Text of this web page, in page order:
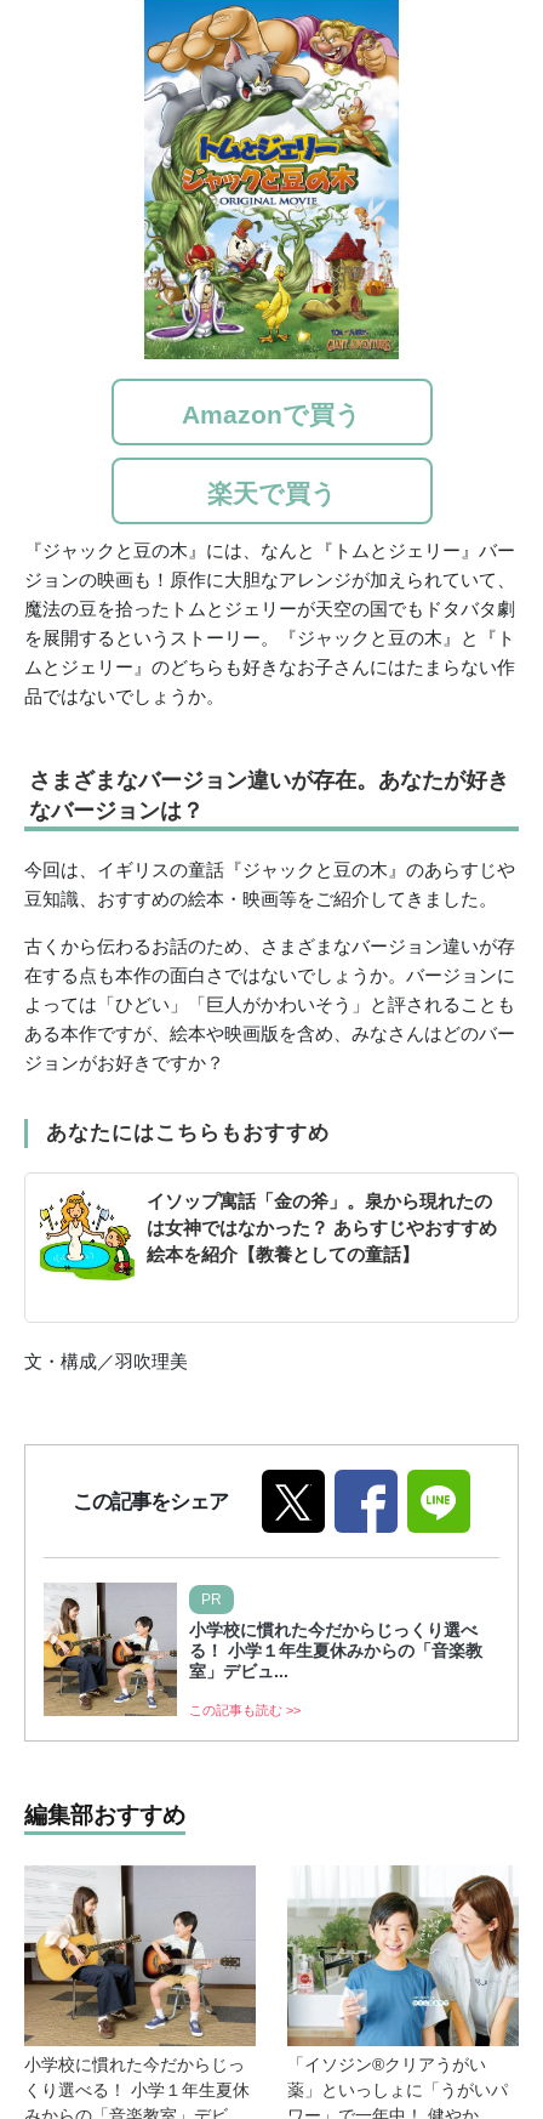
Amazonで買う
楽天で買う
『ジャックと豆の木』には、なんと『トムとジェリー』バー
ジョンの映画も！原作に大胆なアレンジが加えられていて、
魔法の豆を拾ったトムとジェリーが天空の国でもドタバタ劇
を展開するというストーリー。『ジャックと豆の木』と『ト
ムとジェリー』のどちらも好きなお子さんにはたまらない作
品ではないでしょうか。
さまざまなバージョン違いが存在。あなたが好き
なバージョンは？
今回は、イギリスの童話『ジャックと豆の木』のあらすじや
豆知識、おすすめの絵本・映画等をご紹介してきました。
古くから伝わるお話のため、さまざまなバージョン違いが存
在する点も本作の面白さではないでしょうか。バージョンに
よっては「ひどい」「巨人がかわいそう」と評されることも
ある本作ですが、絵本や映画版を含め、みなさんはどのバー
ジョンがお好きですか？
あなたにはこちらもおすすめ
イソップ寓話「金の斧」。泉から現れたの
は女神ではなかった？ あらすじやおすすめ
絵本を紹介【教養としての童話】
文・構成／羽吹理美
この記事をシェア
PR
小学校に慣れた今だからじっくり選べ
る！ 小学１年生夏休みからの「音楽教
室」デビュ...
この記事も読む >>
編集部おすすめ
小学校に慣れた今だからじっ
くり選べる！ 小学１年生夏休
みからの「音楽教室」デビ
「イソジン®クリアうがい
薬」といっしょに「うがいパ
ワー」で一年中！ 健やか